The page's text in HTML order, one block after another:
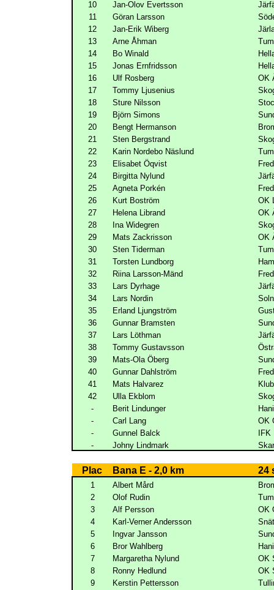
10 Jan-Olov Evertsson
11
Göran Larsson
12
Jan-Erik Wiberg
13
Arne Åhman
14
Bo Winald
15
Jonas Ernfridsson
16
Ulf Rosberg
OK
17
Tommy Ljusenius
18
Sture Nilsson
19
Björn Simons
20
Bengt Hermanson
21
Sten Bergstrand
22
Karin Nordebo Näslund
23
Elisabet Öqvist
24
Birgitta Nylund
25
Agneta Porkén
26
Kurt Boström
OK
27
Helena Librand
OK
28
Ina Widegren
29
Mats Zackrisson
OK
30
Sten Tiderman
31
Torsten Lundborg
32
Riina Larsson-Mänd
33
Lars Dyrhage
34
Lars Nordin
35
Erland Ljungström
36
Gunnar Bramsten
37
Lars Löthman
38
Tommy Gustavsson
39
Mats-Ola Öberg
40
Gunnar Dahlström
41
Mats Halvarez
42
Ulla Ekblom
-
Berit Lindunger
-
Carl Lang
OK
-
Gunnel Balck
-
Johny Lindmark
Plac Bana E - 2,0 km 24
1 Albert Mård
2
Olof Rudin
3
Alf Persson
OK
4
Karl-Verner Andersson
5
Ingvar Jansson
6
Bror Wahlberg
7
Margaretha Nylund
OK
8
Ronny Hedlund
OK
9
Kerstin Pettersson